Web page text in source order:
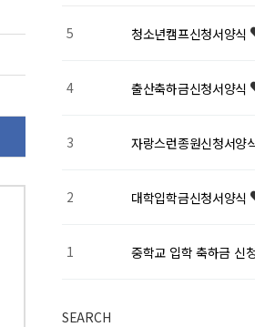
5 청소년캠프신청서양식
4 출산축하금신청서양식
3 자랑스런종원신청서양
2 대학입학금신청서양식
1 중학교 입학 축하금 신
SEARCH